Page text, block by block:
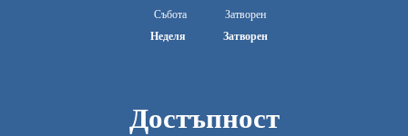
Събота
Затворен
Неделя
Затворен
Достъпност